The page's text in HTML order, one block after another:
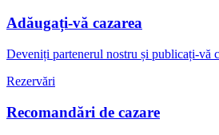
Adăugați-vă cazarea
Deveniți partenerul nostru și publicați-vă
Rezervări
Recomandări de cazare